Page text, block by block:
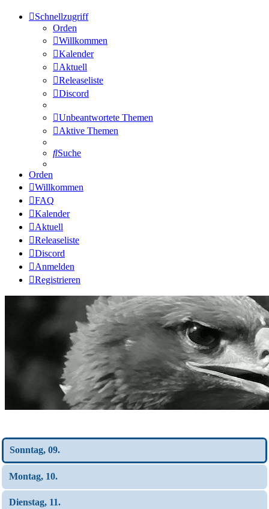
Schnellzugriff
Orden
Willkommen
Kalender
Aktuell
Releaseliste
Discord
Unbeantwortete Themen
Aktive Themen
Suche
Orden
Willkommen
FAQ
Kalender
Aktuell
Releaseliste
Discord
Anmelden
Registrieren
Sonntag, 09.
Montag, 10.
Dienstag, 11.